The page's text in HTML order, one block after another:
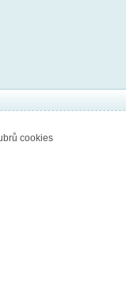
cookies